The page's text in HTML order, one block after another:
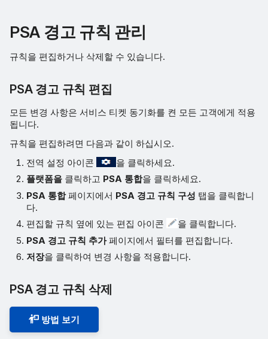
PSA 경고 규칙 관리
규칙을 편집하거나 삭제할 수 있습니다.
PSA 경고 규칙 편집
모든 변경 사항은 서비스 티켓 동기화를 켠 모든 고객에게 적용
됩니다.
규칙을 편집하려면 다음과 같이 하십시오.
전역 설정 아이콘
을 클릭하세요.
플랫폼을 클릭하고 PSA 통합을 클릭하세요.
PSA 통합페이지에서 PSA 경고 규칙 구성 탭을 클릭합니
다.
편집할 규칙 옆에 있는 편집 아이콘
을 클릭합니다.
PSA 경고 규칙 추가페이지에서 필터를 편집합니다.
저장을 클릭하여 변경 사항을 적용합니다.
PSA 경고 규칙 삭제
방법 보기